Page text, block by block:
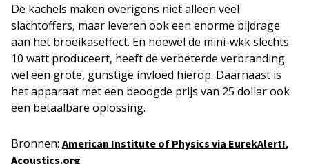
De kachels maken overigens niet alleen veel
slachtoffers, maar leveren ook een enorme bijdrage
aan het broeikaseffect. En hoewel de mini-wkk slechts
10 watt produceert, heeft de verbeterde verbranding
wel een grote, gunstige invloed hierop. Daarnaast is
het apparaat met een beoogde prijs van 25 dollar ook
een betaalbare oplossing.
Bronnen: American Institute of Physics via EurekAlert!,
Acoustics.org